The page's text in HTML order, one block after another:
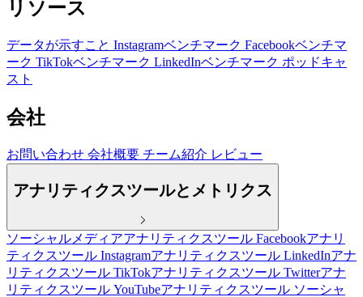
リソース
データが示すこと Instagramベンチマーク Facebookベンチマ
ーク TikTokベンチマーク LinkedInベンチマーク ポッドキャ
スト
会社
お問い合わせ 会社概要 チーム紹介 レビュー
アナリティクスツールとメトリクス
ソーシャルメディアアナリティクスツール Facebookアナリ
ティクスツール Instagramアナリティクスツール LinkedInアナ
リティクスツール TikTokアナリティクスツール Twitterアナ
リティクスツール YouTubeアナリティクスツール ソーシャ